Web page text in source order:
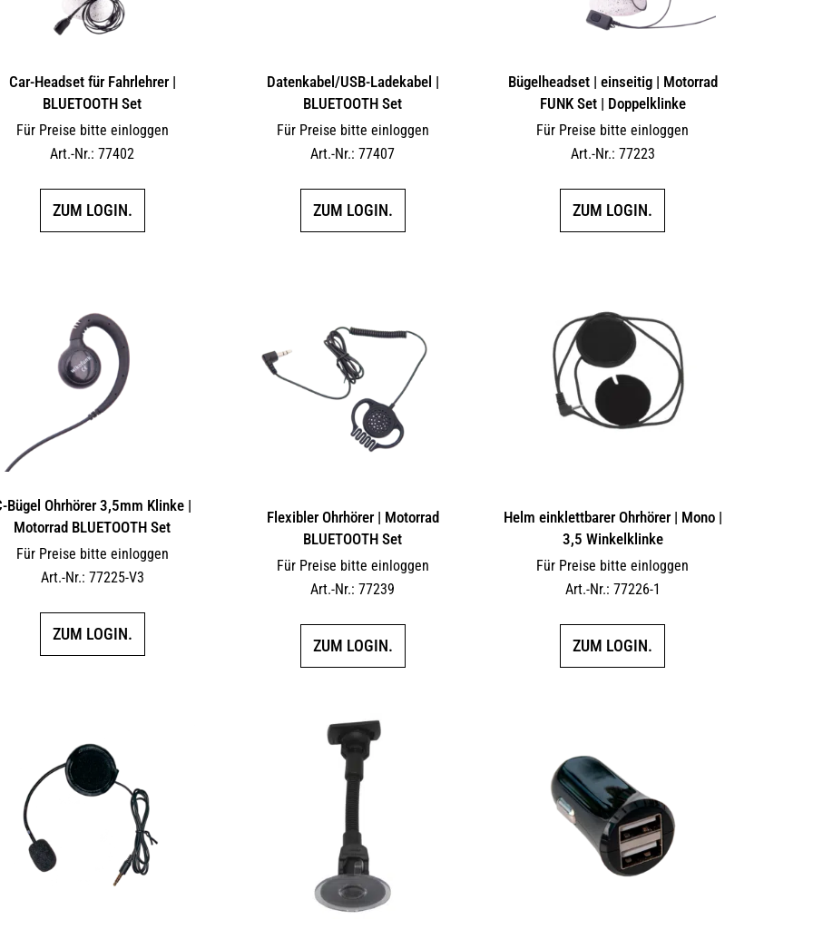
Car-Headset für Fahrlehrer |
BLUETOOTH Set
Für Preise bitte einloggen
Art.-Nr.: 77402
ZUM LOGIN.
Datenkabel/USB-Ladekabel |
BLUETOOTH Set
Für Preise bitte einloggen
Art.-Nr.: 77407
ZUM LOGIN.
Bügelheadset | einseitig | Motorrad
FUNK Set | Doppelklinke
Für Preise bitte einloggen
Art.-Nr.: 77223
ZUM LOGIN.
Bügel Ohrhörer 3,5mm Klinke |
Motorrad BLUETOOTH Set
Für Preise bitte einloggen
Art.-Nr.: 77225-V3
ZUM LOGIN.
Flexibler Ohrhörer | Motorrad
BLUETOOTH Set
Für Preise bitte einloggen
Art.-Nr.: 77239
ZUM LOGIN.
Helm einklettbarer Ohrhörer | Mono |
3,5 Winkelklinke
Für Preise bitte einloggen
Art.-Nr.: 77226-1
ZUM LOGIN.